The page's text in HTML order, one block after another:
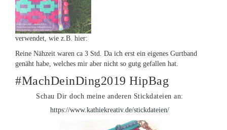
verwendet, wie z.B. hier:
Reine Nähzeit waren ca 3 Std. Da ich erst ein eigenes Gurtband
genäht habe, welches mir aber nicht so gutg gefallen hat.
#MachDeinDing2019 HipBag
Schau Dir doch meine anderen Stickdateien an:
https://www.kathiekreativ.de/stickdateien/